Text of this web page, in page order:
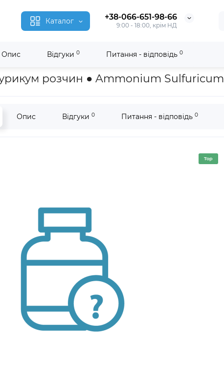
Каталог +38-066-651-98-66
9:00 - 18:00, крім НД
Опис Відгуки 0 Питання - відповідь 0
Сульфурикум ● Ammonium Sulfuricum
розчин ● Ammonium Sulfuricum
Опис Відгуки 0 Питання - відповідь 0
Top